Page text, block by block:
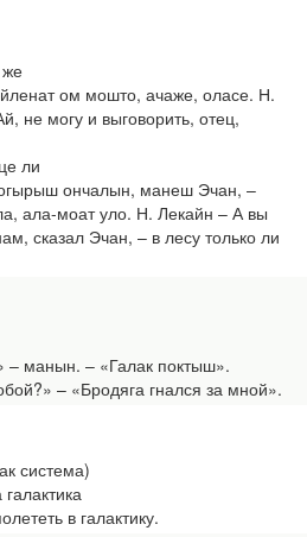
же
ом мошто, ачаже, оласе. Н.
не могу и выговорить, отец,
ли
ончалын, манеш Эчан, –
ала-моат уло. Н. Лекайн – А вы
сказал Эчан, – в лесу только ли
манын. – «Галак поктыш».
– «Бродяга гнался за мной».
система)
в галактику.